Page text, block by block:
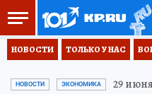
НОВОСТИ ТОЛЬКО У НАС
НОВОСТИ ЭКОНОМИКА 29 июня